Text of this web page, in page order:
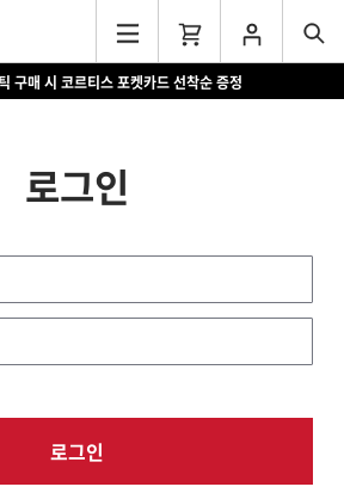
구매 시 코르티스 포켓카드 선착순 증정
로그인
로그인